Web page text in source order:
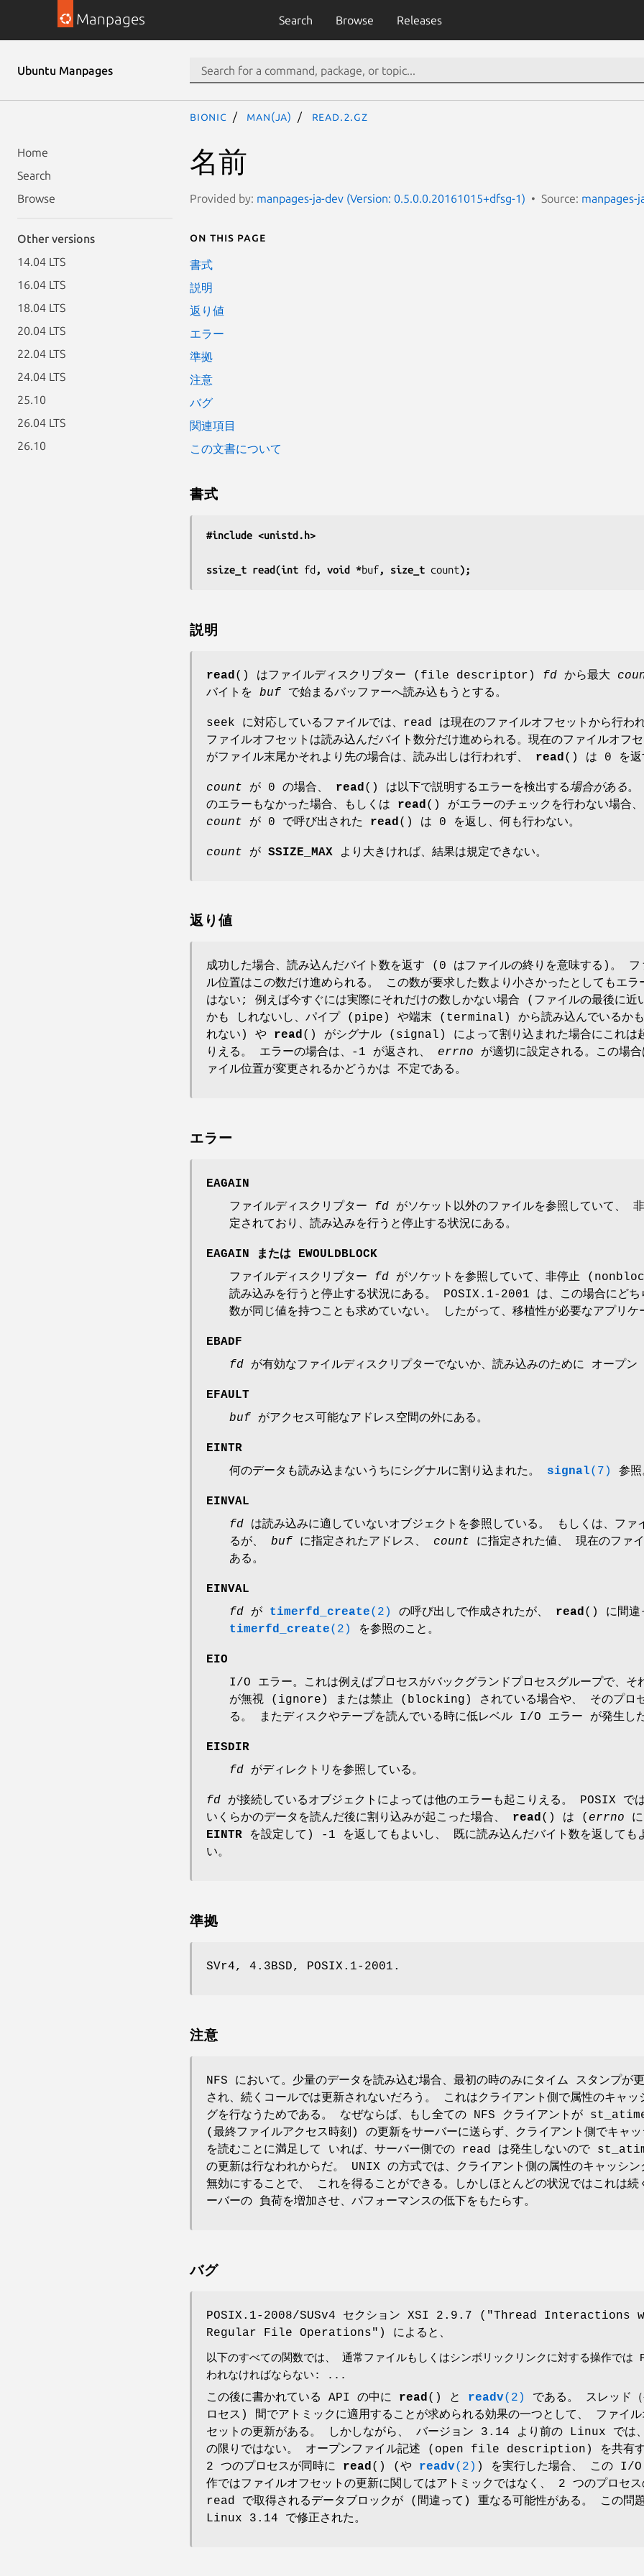
Manpages Search Browse Releases
Ubuntu Manpages
Home
Search
Browse
Other versions
14.04 LTS
16.04 LTS
18.04 LTS
20.04 LTS
22.04 LTS
24.04 LTS
25.10
26.04 LTS
26.10
bionic man(ja) read.2.gz
名前
Provided by: manpages-ja-dev (Version: 0.5.0.0.20161015+dfsg-1) Source: manpages-
On this page
書式
説明
返り値
エラー
準拠
注意
バグ
関連項目
この文書について
書式
#include <unistd.h>
ssize_t read(int fd , void *buf, size_t count);
説明
read () はファイルディスクリプター (file descriptor) fd から最大
バイトを buf で始まるバッファーへ読み込もうとする。
seek に対応しているファイルでは、read は現在のファイルオフセットから行われ
ファイルオフセットは読み込んだバイト数分だけ進められる。現在のファイルオフセ
がファイル末尾かそれより先の場合は、読み出しは行われず、 read () は 0 を返
count が 0 の場合、 read () は以下で説明するエラーを検出する場合がある。
のエラーもなかった場合、もしくは read () がエラーのチェックを行わない場合、
count が 0 で呼び出された read () は 0 を返し、何も行わない。
count が SSIZE_MAX より大きければ、結果は規定できない。
返り値
成功した場合、読み込んだバイト数を返す (0 はファイルの終りを意味する)。 フ
ル位置はこの数だけ進められる。 この数が要求した数より小さかったとしてもエラ
はない; 例えば今すぐには実際にそれだけの数しかない場合 (ファイルの最後に近
かも しれないし、パイプ (pipe) や端末 (terminal) から読み込んでいるかも
れない) や read() がシグナル (signal) によって割り込まれた場合にこれは
りえる。 エラーの場合は、-1 が返され、 errno が適切に設定される。この場合
ァイル位置が変更されるかどうかは 不定である。
エラー
EAGAIN
ファイルディスクリプター fd がソケット以外のファイルを参照していて
定されており、読み込みを行うと停止する状況にある。
EAGAIN または EWOULDBLOCK
ファイルディスクリプター fd がソケットを参照していて、非停止
読み込みを行うと停止する状況にある。 POSIX.1-2001 は、この場合にど
数が同じ値を持つことも求めていない。 したがって、移植性が必要なアプリ
EBADF
fd が有効なファイルディスクリプターでないか、読み込みのために オープ
EFAULT
buf がアクセス可能なアドレス空間の外にある。
EINTR
何のデータも読み込まないうちにシグナルに割り込まれた。 signal(7) 参照
EINVAL
fd は読み込みに適していないオブジェクトを参照している。 もしくは、ファ
るが、 buf に指定されたアドレス、 count に指定された値、 現在のファ
ある。
EINVAL
fd が timerfd_create(2) の呼び出しで作成されたが、 read() に間違
timerfd_create(2) を参照のこと。
EIO
I/O エラー。これは例えばプロセスがバックグランドプロセスグループで、そ
が無視 (ignore) または禁止 (blocking) されている場合や、 そのプロセ
る。 またディスクやテープを読んでいる時に低レベル I/O エラー が発生した
EISDIR
fd がディレクトリを参照している。
fd が接続しているオブジェクトによっては他のエラーも起こりえる。 POSIX では
いくらかのデータを読んだ後に割り込みが起こった場合、 read() は ( errno に
EINTR を設定して) -1 を返してもよいし、 既に読み込んだバイト数を返しても
い。
準拠
SVr4, 4.3BSD, POSIX.1-2001.
注意
NFS において。少量のデータを読み込む場合、最初の時のみにタイム スタンプが
され、続くコールでは更新されないだろう。 これはクライアント側で属性のキャッ
グを行なうためである。 なぜならば、もし全ての NFS クライアントが
(最終ファイルアクセス時刻) の更新をサーバーに送らず、クライアント側でキャッ
を読むことに満足して いれば、サーバー側での read は発生しないので
の更新は行なわれからだ。 UNIX の方式では、クライアント側の属性のキャッシン
無効にすることで、 これを得ることができる。しかしほとんどの状況ではこれは続
ーバーの 負荷を増加させ、パフォーマンスの低下をもたらす。
バグ
POSIX.1-2008/SUSv4 セクション XSI 2.9.7 ("Thread Interactions
Regular File Operations") によると、
以下のすべての関数では、 通常ファイルもしくはシンボリックリンクに対する操作で
われなければならない: ...
この後に書かれている API の中に read () と readv(2)
である。 スレッド
ロセス) 間でアトミックに適用することが求められる効果の一つとして、 ファイル
セットの更新がある。 しかしながら、 バージョン 3.14 より前の Linux では
の限りではない。 オープンファイル記述 (open file description) を共有
2 つのプロセスが同時に read () (や readv(2) ) を実行した場合、 この I/
作ではファイルオフセットの更新に関してはアトミックではなく、 2 つのプロセス
read で取得されるデータブロックが (間違って) 重なる可能性がある。 この問
Linux 3.14 で修正された。